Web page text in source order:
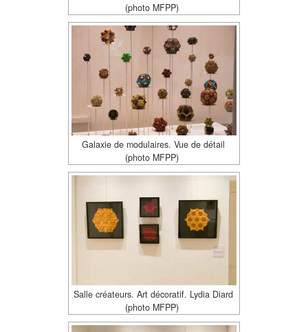
(photo MFPP)
Galaxie de modulaires. Vue de détail
(photo MFPP)
Salle créateurs. Art décoratif. Lydia Diard
(photo MFPP)